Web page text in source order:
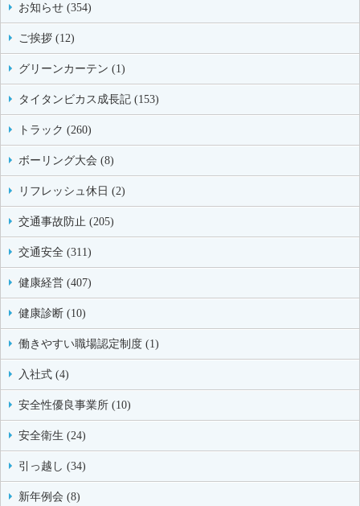
お知らせ (354)
ご挨拶 (12)
グリーンカーテン (1)
タイタンビカス成長記 (153)
トラック (260)
ボーリング大会 (8)
リフレッシュ休日 (2)
交通事故防止 (205)
交通安全 (311)
健康経営 (407)
健康診断 (10)
働きやすい職場認定制度 (1)
入社式 (4)
安全性優良事業所 (10)
安全衛生 (24)
引っ越し (34)
新年例会 (8)